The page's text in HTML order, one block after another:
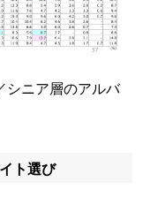
シニア層のアルバ
ト選び